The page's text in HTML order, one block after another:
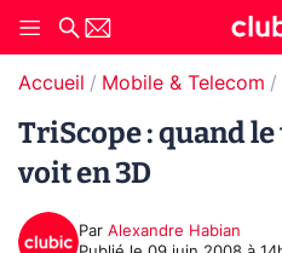
Accueil Mobile & Telecom
TriScope : quand
voit en 3D
Par Alexandre Habian